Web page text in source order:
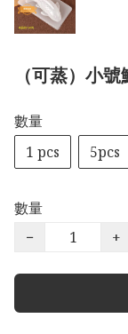
（可蒸）小
數量
1 pcs
5pcs
數量
−
+